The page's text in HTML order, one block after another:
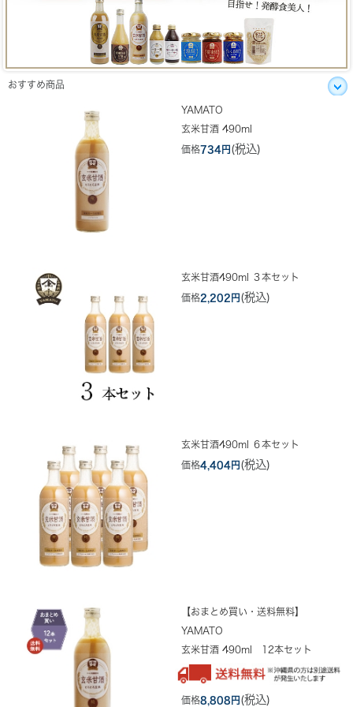
おすすめ商品
YAMATO
玄米甘酒 490ml
価格734円 (税込)
玄米甘酒490ml ３本セット
価格2,202円 (税込)
玄米甘酒490ml ６本セット
価格4,404円 (税込)
【おまとめ買い・送料無料】
YAMATO
玄米甘酒 490ml 12本セット
価格8,808円 (税込)